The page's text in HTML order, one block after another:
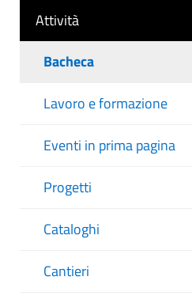
Attività
Bacheca
Lavoro e formazione
Eventi in prima pagina
Progetti
Cataloghi
Cantieri